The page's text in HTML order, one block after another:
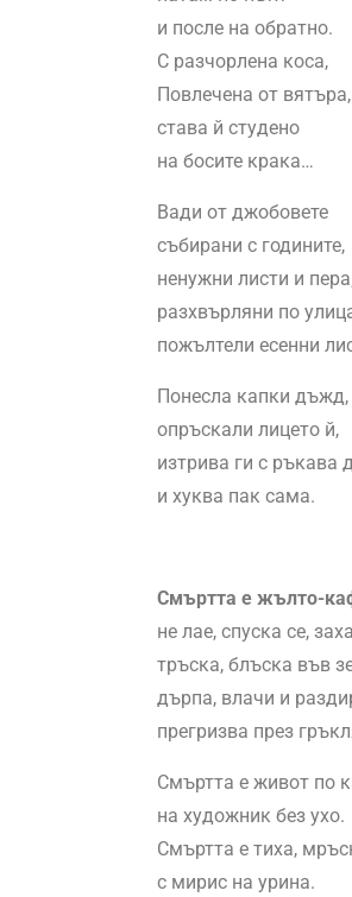
и после на обратно.
С разчорлена коса,
Повлечена от вятъра,
става й студено
на босите крака…
Вади от джобовете
събирани с годините,
ненужни листи и
разхвърляни по
пожълтели есенни
Понесла капки дъжд,
опръскали лицето й,
изтрива ги с ръкава
и хуква пак сама.
Смъртта е жълто-
не лае, спуска се,
тръска, блъска във
дърпа, влачи и
прегризва през
Смъртта е живот по
на художник без ухо.
Смъртта е тиха,
с мирис на урина.